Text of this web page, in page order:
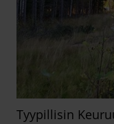
Tyypillisin